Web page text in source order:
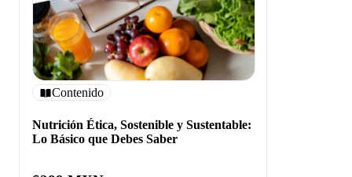
Contenido
Nutrición Ética, Sostenible y Sustentable:
Lo Básico que Debes Saber